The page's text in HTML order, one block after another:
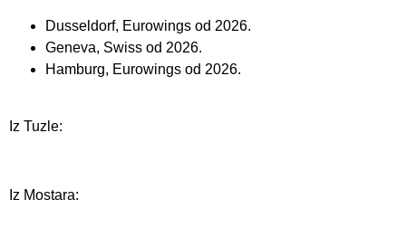
Dusseldorf, Eurowings od 2026.
Geneva, Swiss od 2026.
Hamburg, Eurowings od 2026.
Iz Tuzle:
Iz Mostara: